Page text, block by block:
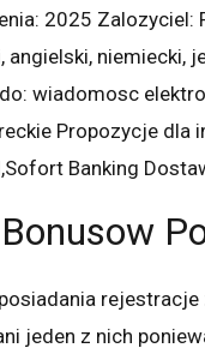
2025 Zalozyciel:
angielski, niemiecki,
wiadomosc
Propozycje dla
Banking
jeden z nich